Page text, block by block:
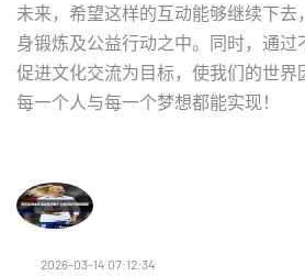
未来，希望这样的互动能够继续下
身锻炼及公益行动之中。同时，通过
促进文化交流为目标，使我们的世界
每一个人与每一个梦想都能实现！
2026-03-14 07:12:34